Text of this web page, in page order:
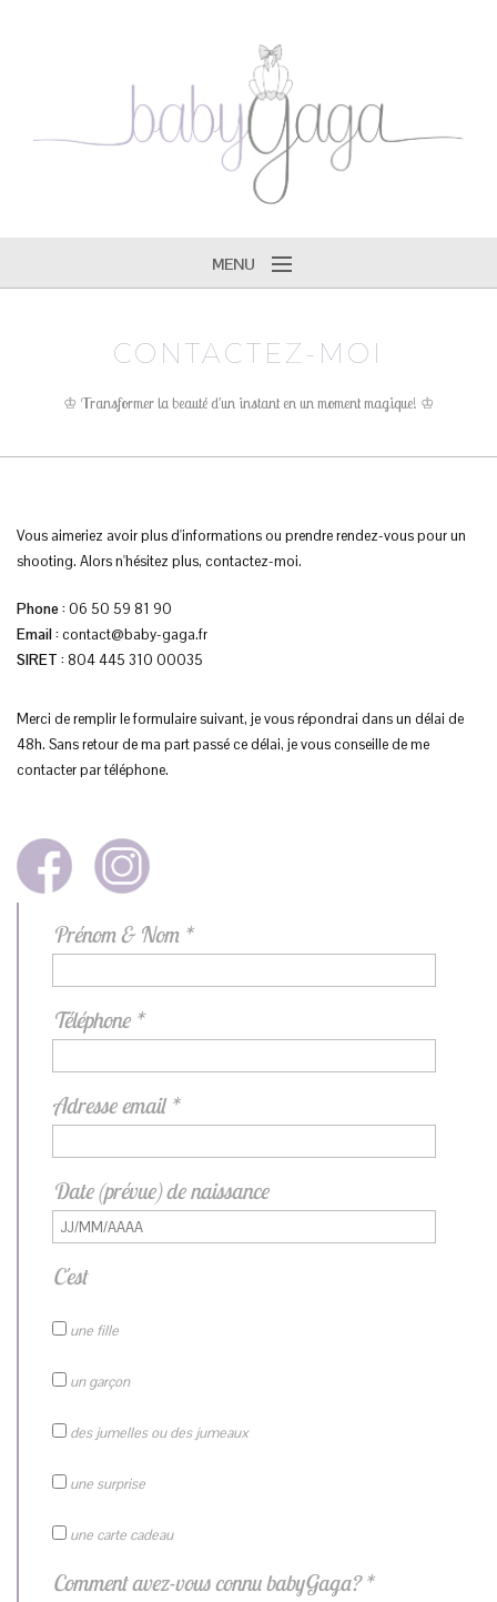
MENU
A propos de ♔
FAQ ♔
CONTACTEZ-MOI
♔ Transformer la beauté d'un instant en un moment magique! ♔
Vous aimeriez avoir plus d'informations ou prendre rendez-vous pour un
shooting. Alors n'hésitez plus, contactez-moi.
Phone :06 50 59 81 90
Email :contact@baby-gaga.fr
SIRET :804 445 310 00035
Merci de remplir le formulaire suivant, je vous répondrai dans un délai de
48h. Sans retour de ma part passé ce délai, je vous conseille de me
contacter par téléphone.
Prénom & Nom *
Téléphone *
Adresse email *
Date (prévue) de naissance
C'est
une fille
un garçon
des jumelles ou des jumeaux
une surprise
une carte cadeau
Comment avez-vous connu babyGaga? *